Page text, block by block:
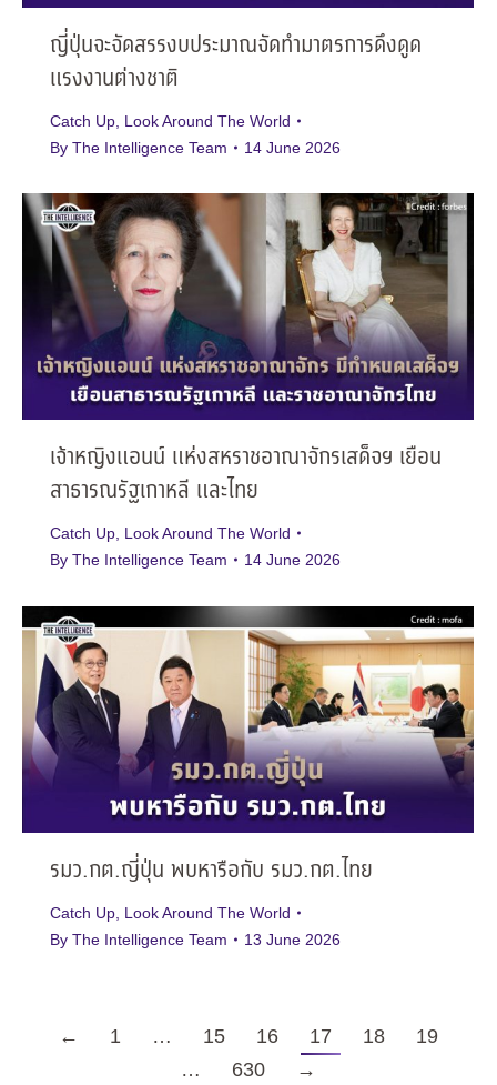
ญี่ปุ่นจะจัดสรรงบประมาณจัดทำมาตรการดึงดูด
แรงงานต่างชาติ
Catch Up Look Around The World
By The Intelligence Team 14 June 2026
เจ้าหญิงแอนน์ แห่งสหราชอาณาจักรเสด็จฯ เยือน
สาธารณรัฐเกาหลี และไทย
Catch Up Look Around The World
By The Intelligence Team 14 June 2026
รมว.กต.ญี่ปุ่น พบหารือกับ รมว.กต.ไทย
Catch Up Look Around The World
By The Intelligence Team 13 June 2026
← 1 … 15 16 17 18
19
…
630 →